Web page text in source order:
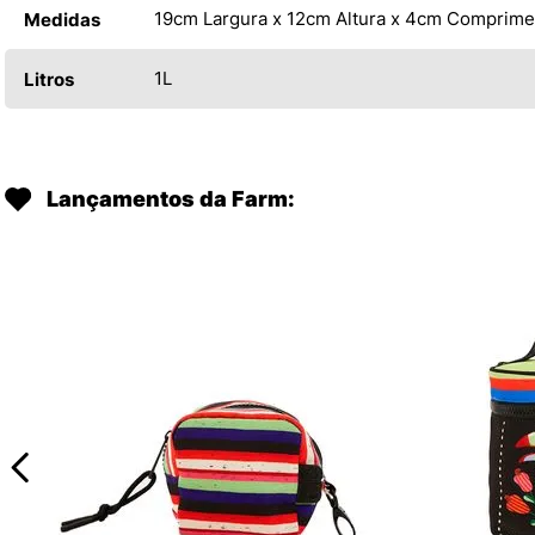
Medidas 19cm Largura x 12cm Altura x 4cm
Litros 1L
Lançamentos da Farm: